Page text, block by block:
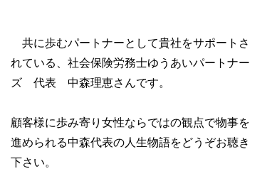
共に歩むパートナーとして貴社をサポートさ
れている、社会保険労務士ゆうあいパートナー
ズ 代表 中森理恵さんです。
顧客様に歩み寄り女性ならではの観点で物事を
進められる中森代表の人生物語をどうぞお聴き
下さい。